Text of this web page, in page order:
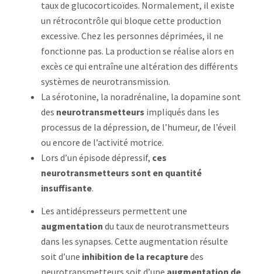
taux de glucocorticoïdes. Normalement, il existe
un rétrocontrôle qui bloque cette production
excessive. Chez les personnes déprimées, il ne
fonctionne pas. La production se réalise alors en
excès ce qui entraîne une altération des différents
systèmes de neurotransmission.
La sérotonine, la noradrénaline, la dopamine sont
des neurotransmetteurs impliqués dans les
processus de la dépression, de l’humeur, de l’éveil
ou encore de l’activité motrice.
Lors d’un épisode dépressif, ces
neurotransmetteurs sont en quantité
insuffisante.
Les antidépresseurs permettent une
augmentation du taux de neurotransmetteurs
dans les synapses. Cette augmentation résulte
soit d’une inhibition de la recapturedes
neurotransmetteurs soit d’une augmentation de